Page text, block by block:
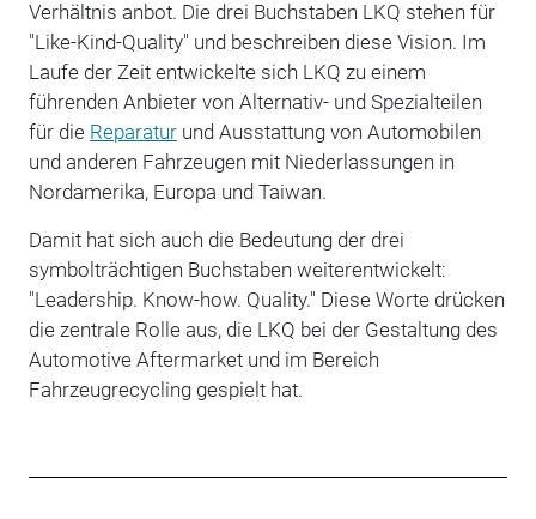
Verhältnis anbot. Die drei Buchstaben LKQ stehen für
"Like-Kind-Quality" und beschreiben diese Vision. Im
Laufe der Zeit entwickelte sich LKQ zu einem
führenden Anbieter von Alternativ- und Spezialteilen
für die Reparaturund Ausstattung von Automobilen
und anderen Fahrzeugen mit Niederlassungen in
Nordamerika, Europa und Taiwan.
Damit hat sich auch die Bedeutung der drei
symbolträchtigen Buchstaben weiterentwickelt:
"Leadership. Know-how. Quality." Diese Worte drücken
die zentrale Rolle aus, die LKQ bei der Gestaltung des
Automotive Aftermarket und im Bereich
Fahrzeugrecycling gespielt hat.